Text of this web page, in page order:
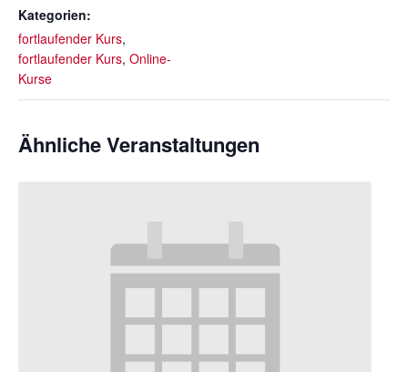
Kategorien:
fortlaufender Kurs,
fortlaufender Kurs, Online-
Kurse
Ähnliche Veranstaltungen